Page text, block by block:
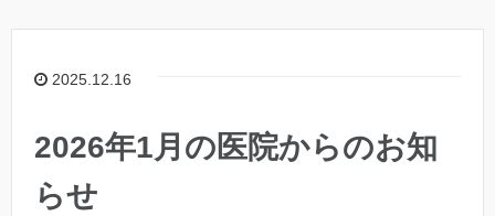
2025.12.16
2026年1月の医院からのお知
らせ